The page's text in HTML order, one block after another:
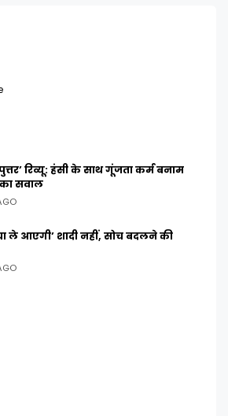
पुत्तर’ रिव्यू: हंसी के साथ गूंजता कर्म बनाम
सवाल
ले आएगी’ शादी नहीं, सोच बदलने की